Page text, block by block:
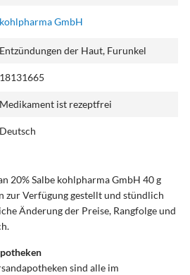
kohlpharma GmbH
Entzündungen der Haut, Furunkel
18131665
Medikament ist rezeptfrei
Deutsch
20% Salbe kohlpharma GmbH 40 g
zur Verfügung gestellt und stündlich
Änderung der Preise, Rangfolge und
sind alle im